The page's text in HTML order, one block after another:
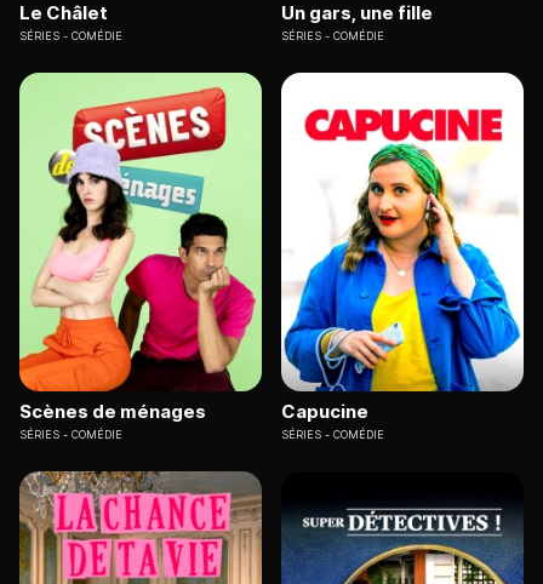
Le Châlet
SÉRIES COMÉDIE
Un gars, une fille
SÉRIES COMÉDIE
Scènes de ménages
SÉRIES COMÉDIE
Capucine
SÉRIES COMÉDIE